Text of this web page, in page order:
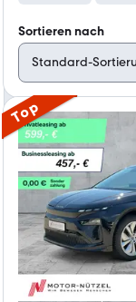
Sortieren nach
Top